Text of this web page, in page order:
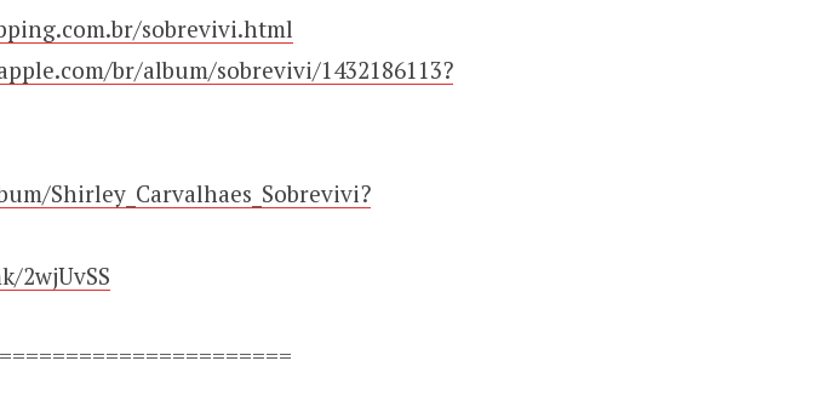
sobrevivi.html
br/album/sobrevivi/1432186113?
Shirley_Carvalhaes_Sobrevivi?
2wjUvSS